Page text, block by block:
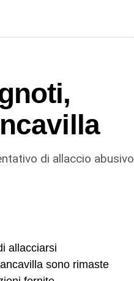
di allaccio abusivo
allacciarsi
sono rimaste